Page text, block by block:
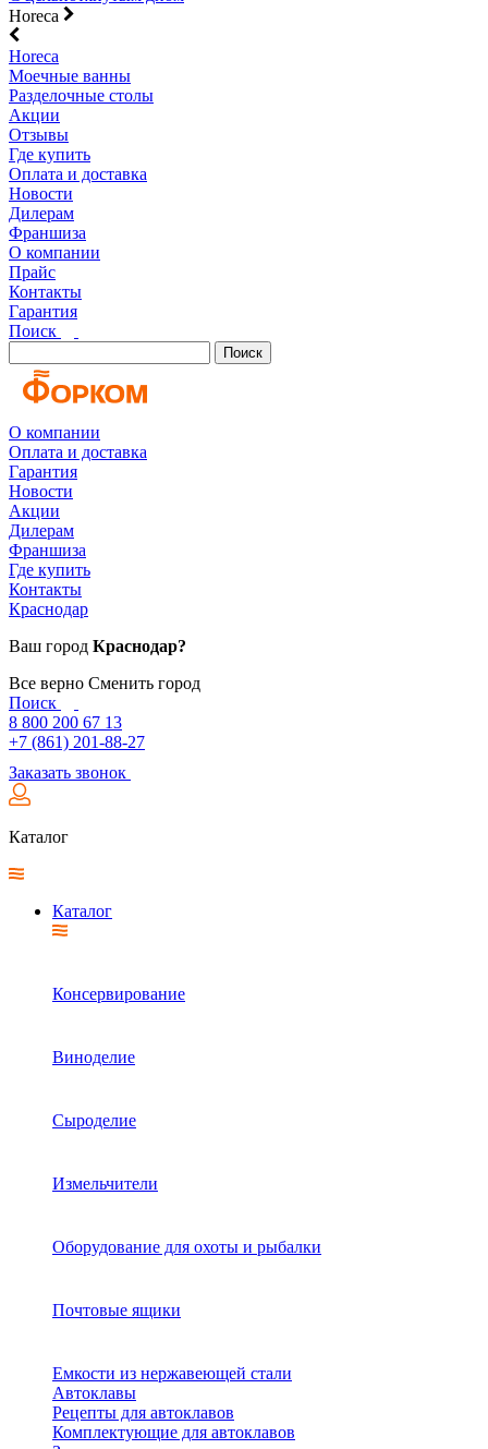
Horeca
Horeca
Моечные ванны
Разделочные столы
Акции
Отзывы
Где купить
Оплата и доставка
Новости
Дилерам
Франшиза
О компании
Прайс
Контакты
Гарантия
Поиск
Поиск
О компании
Оплата и доставка
Гарантия
Новости
Акции
Дилерам
Франшиза
Где купить
Контакты
Краснодар
Ваш город Краснодар?
Все верно Сменить город
Поиск
8 800 200 67 13
+7 (861) 201-88-27
Заказать звонок
Каталог
Каталог
Консервирование
Виноделие
Сыроделие
Измельчители
Оборудование для охоты и рыбалки
Почтовые ящики
Емкости из нержавеющей стали
Автоклавы
Рецепты для автоклавов
Комплектующие для автоклавов